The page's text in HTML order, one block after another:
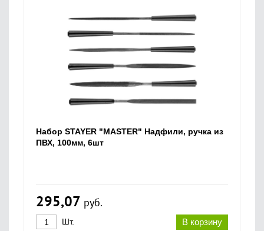
Набор STAYER "MASTER" Надфили, ручка из
ПВХ, 100мм, 6шт
295,07 руб.
В корзину
Шт.